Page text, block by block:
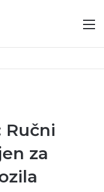
Ručni
za